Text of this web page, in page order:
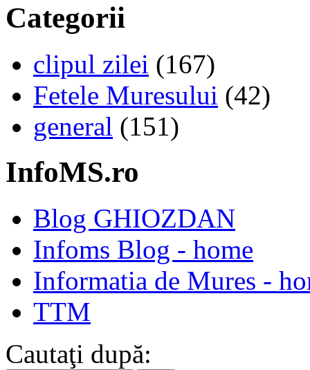
Categorii
clipul zilei (167)
Fetele Muresului (42)
general (151)
InfoMS.ro
Blog GHIOZDAN
Infoms Blog - home
Informatia de Mures -
TTM
Cautaţi după: